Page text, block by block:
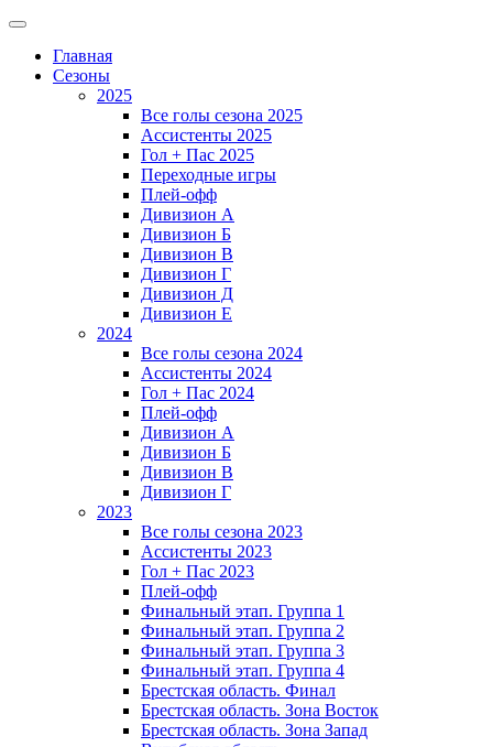
Главная
Сезоны
2025
Все голы сезона 2025
Ассистенты 2025
Гол + Пас 2025
Переходные игры
Плей-офф
Дивизион A
Дивизион Б
Дивизион В
Дивизион Г
Дивизион Д
Дивизион Е
2024
Все голы сезона 2024
Ассистенты 2024
Гол + Пас 2024
Плей-офф
Дивизион A
Дивизион Б
Дивизион В
Дивизион Г
2023
Все голы сезона 2023
Ассистенты 2023
Гол + Пас 2023
Плей-офф
Финальный этап. Группа 1
Финальный этап. Группа 2
Финальный этап. Группа 3
Финальный этап. Группа 4
Брестская область. Финал
Брестская область. Зона Восток
Брестская область. Зона Запад